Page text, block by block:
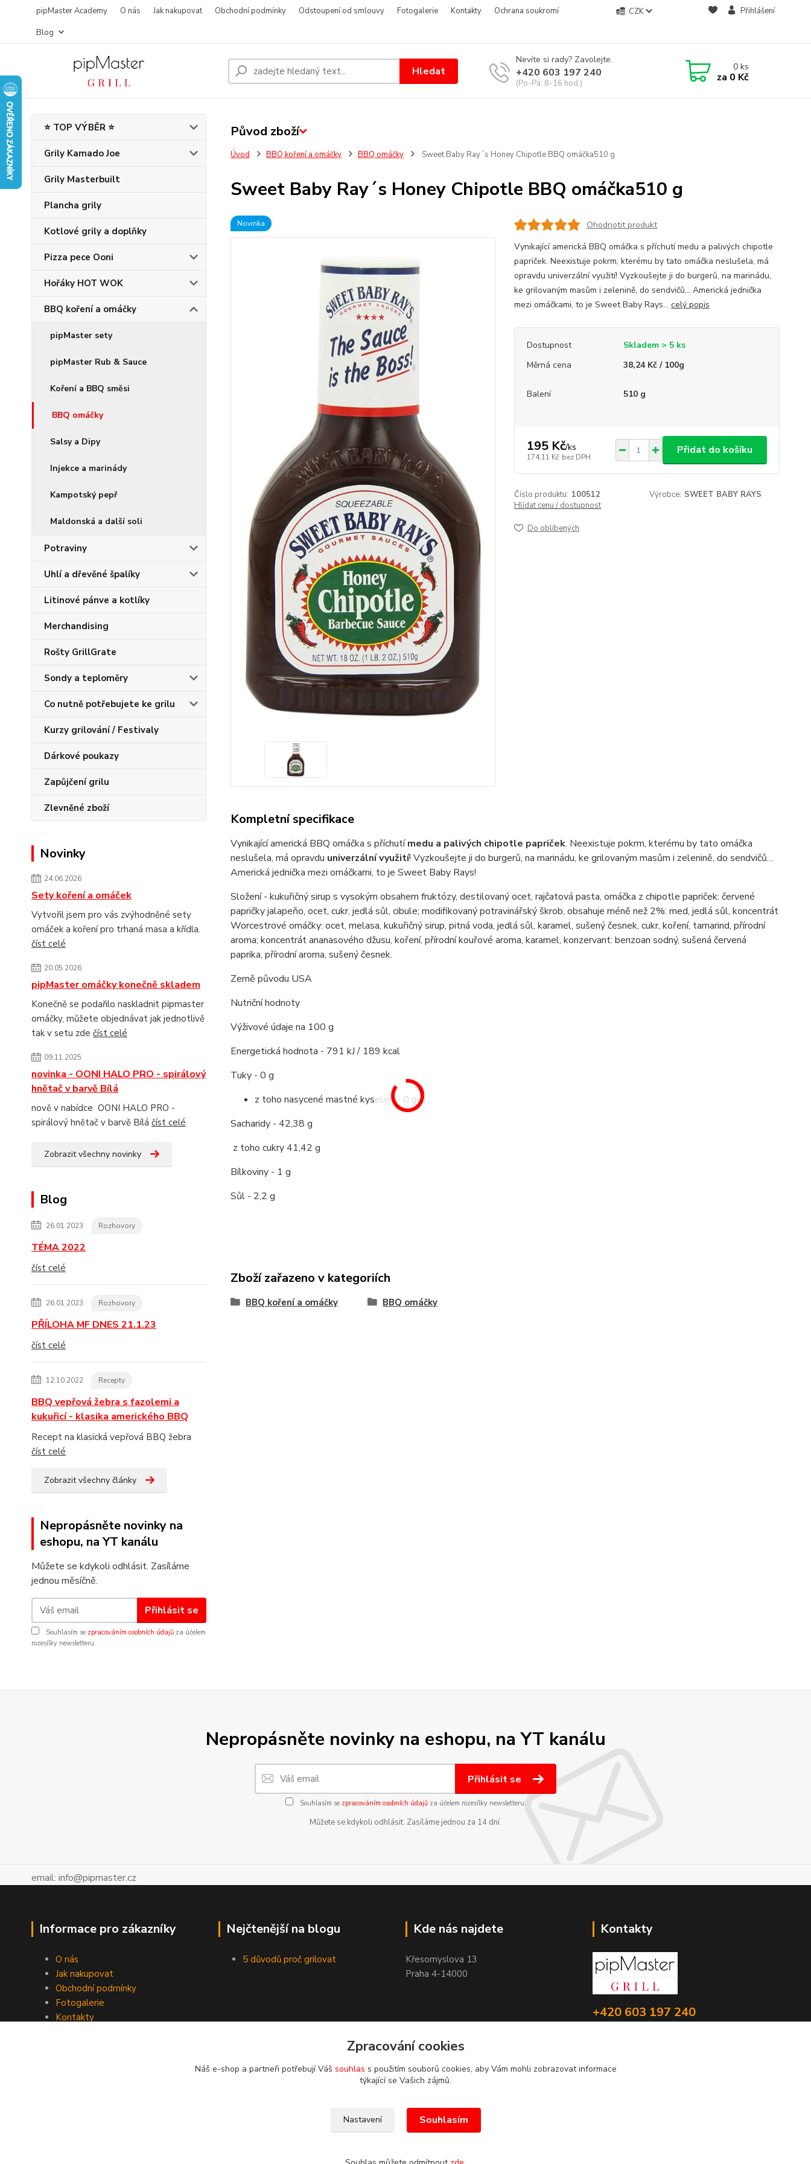
pipMaster Academy O nás Jak nakupovat Obchodní podmínky Odstoupení od smlouvy Fotogalerie Kontakty
Ochrana soukromí
Blog
CZK Přihlášení
Hledat
Nevíte si rady? Zavolejte.
+420 603 197 240
(Po-Pá, 8-16 hod.)
0ks
za 0 Kč
⭐ TOP VÝBĚR ⭐
Grily Kamado Joe
Grily Masterbuilt
Plancha grily
Kotlové grily a doplňky
Pizza pece Ooni
Hořáky HOT WOK
BBQ koření a omáčky
pipMaster sety
pipMaster Rub & Sauce
Koření a BBQ směsi
BBQ omáčky
Salsy a Dipy
Injekce a marinády
Kampotský pepř
Maldonská a další soli
Potraviny
Uhlí a dřevěné špalíky
Litinové pánve a kotlíky
Merchandising
Rošty GrillGrate
Sondy a teploměry
Co nutně potřebujete ke grilu
Kurzy grilování / Festivaly
Dárkové poukazy
Zapůjčení grilu
Zlevněné zboží
Novinky
24.06.2026
Sety koření a omáček
Vytvořil jsem pro vás zvýhodněné sety
omáček a koření pro trhaná masa a křídla.
číst celé
20.05.2026
pipMaster omáčky konečně skladem
Konečně se podařilo naskladnit pipmaster
omáčky, můžete objednávat jak jednotlivě
tak v setu zde číst celé
09.11.2025
novinka - OONI HALO PRO - spirálový
hnětač v barvě Bílá
nově v nabídce OONI HALO PRO -
spirálový hnětač v barvě Bílá číst celé
Zobrazit všechny novinky
Blog
26.01.2023 Rozhovory
TÉMA 2022
číst celé
26.01.2023 Rozhovory
PŘÍLOHA MF DNES 21.1.23
číst celé
12.10.2022 Recepty
BBQ vepřová žebra s fazolemi a
kukuřicí - klasika amerického BBQ
Recept na klasická vepřová BBQ žebra
číst celé
Zobrazit všechny články
Nepropásněte novinky na
eshopu, na YT kanálu
Můžete se kdykoli odhlásit. Zasíláme
jednou měsíčně.
Přihlásit se
Souhlasím se zpracováním osobních údajů za účelem
rozesílky newsletteru.
Úvod BBQ koření a omáčky BBQ omáčky Sweet Baby Ray´s Honey Chipotle BBQ omáčka510 g
Sweet Baby Ray´s Honey Chipotle BBQ omáčka510 g
Novinka
Ohodnotit produkt
Vynikající americká BBQ omáčka s příchutí medu a palivých chipotle
papriček. Neexistuje pokrm, kterému by tato omáčka neslušela, má
opravdu univerzální využití! Vyzkoušejte ji do burgerů, na marinádu,
ke grilovaným masům i zelenině, do sendvičů… Americká jednička
mezi omáčkami, to je Sweet Baby Rays... celý popis
Dostupnost
Skladem > 5 ks
Měrná cena
38,24 Kč / 100g
Balení 510 g
195 Kč/ks
174,11 Kč bez DPH
Přidat do košíku
Číslo produktu: 100512 Výrobce: SWEET BABY RAYS
Hlídat cenu / dostupnost
Do oblíbených
Kompletní specifikace
Vynikající americká BBQ omáčka s příchutímedu a palivých chipotle papriček. Neexistuje pokrm, kterému by tato omáčka
neslušela, má opravdu univerzální využití! Vyzkoušejte ji do burgerů, na marinádu, ke grilovaným masům i zelenině, do sendvičů…
Americká jednička mezi omáčkami, to je Sweet Baby Rays!
Složení - kukuřičný sirup s vysokým obsahem fruktózy, destilovaný ocet, rajčatová pasta, omáčka z chipotle papriček: červené
papričky jalapeňo, ocet, cukr, jedlá sůl, cibule; modifikovaný potravinářský škrob, obsahuje méně než 2%: med, jedlá sůl, koncentrát
Worcestrové omáčky: ocet, melasa, kukuřičný sirup, pitná voda, jedlá sůl, karamel, sušený česnek, cukr, koření, tamarind, přírodní
aroma; koncentrát ananasového džusu, koření, přírodní kouřové aroma, karamel, konzervant: benzoan sodný, sušená červená
paprika, přírodní aroma, sušený česnek.
Země původu USA
Nutriční hodnoty
Výživové údaje na 100 g
Energetická hodnota - 791 kJ / 189 kcal
Tuky - 0 g
z toho nasycené mastné kyseliny - 0 g
Sacharidy - 42,38 g
z toho cukry 41,42 g
Bílkoviny - 1 g
Sůl - 2,2 g
Původ zboží
Zboží zařazeno v kategoriích
BBQ koření a omáčky BBQ omáčky
Nepropásněte novinky na eshopu, na YT kanálu
Přihlásit se
Souhlasím se zpracováním osobních údajůza účelem rozesílky newsletteru.
Můžete se kdykoli odhlásit. Zasíláme jednou za 14 dní.
email: info@pipmaster.cz
Informace pro zákazníky
O nás
Jak nakupovat
Obchodní podmínky
Fotogalerie
Kontakty
Nejčtenější na blogu
5 důvodů proč grilovat
Kde nás najdete
Křesomyslova 13
Praha 4-14000
Kontakty
+420 603 197 240
Zpracování cookies
Náš e-shop a partneři potřebují Váš souhlas s použitím souborů cookies, aby Vám mohli zobrazovat informace
týkající se Vašich zájmů.
Nastavení Souhlasím